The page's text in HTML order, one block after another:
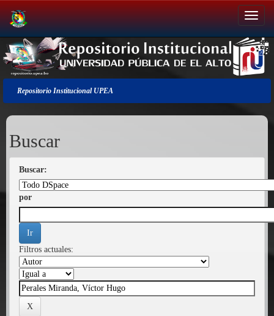
Salir
de
la
navegación
Repositorio Institucional UPEA
Buscar
Buscar:
por
Filtros actuales: